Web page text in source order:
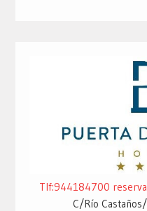
Tlf:944184700
C/Río